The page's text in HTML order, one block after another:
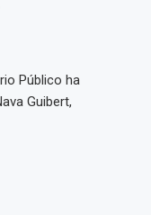
Público ha
Guibert,